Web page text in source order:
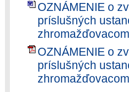
OZNÁMENIE o
príslušných
OZNÁMENIE o
príslušných